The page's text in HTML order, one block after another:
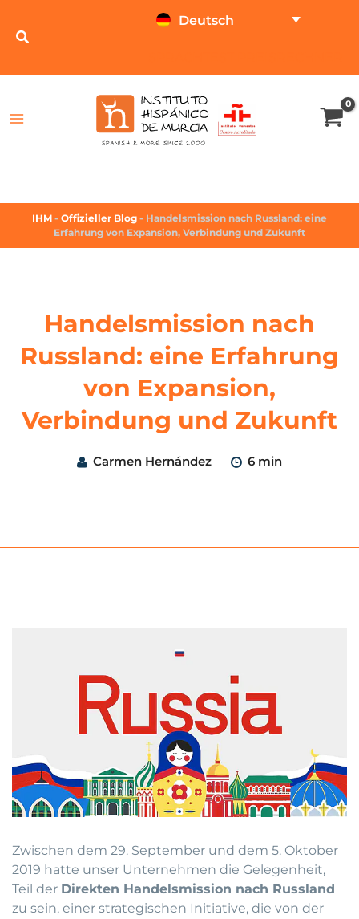
Deutsch
IHM - Offizieller Blog - Handelsmission nach Russland: eine
Erfahrung von Expansion, Verbindung und Zukunft
Handelsmission nach
Russland: eine Erfahrung
von Expansion,
Verbindung und Zukunft
Carmen Hernández 6 min
Zwischen dem 29. September und dem 5. Oktober
2019 hatte unser Unternehmen die Gelegenheit,
Teil der Direkten Handelsmission nach Russland
zu sein, einer strategischen Initiative, die von der